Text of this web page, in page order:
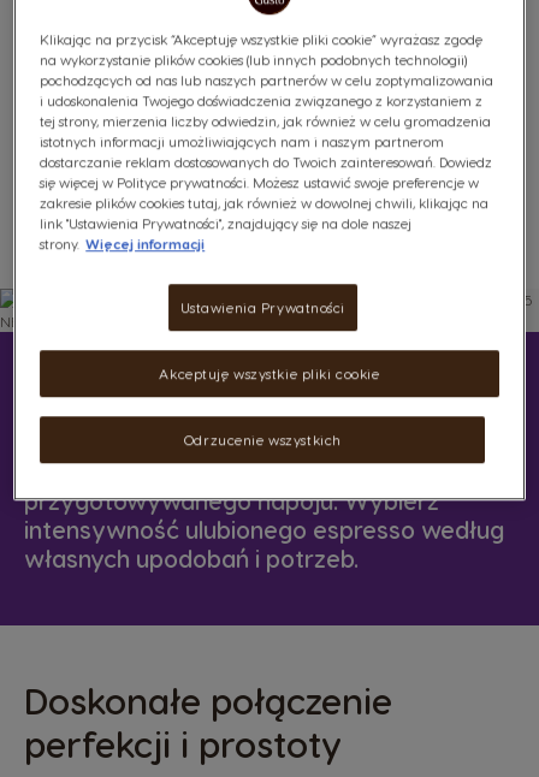
429,00 Zł
Precyzyjna personalizacja
Ekspres Genio S Plus zapewnia precyzyjną
kontrolę nad wielkością i temperaturą
przygotowywanego napoju. Wybierz
intensywność ulubionego espresso według
własnych upodobań i potrzeb.
Doskonałe połączenie
perfekcji i prostoty
Klikając na przycisk “Akceptuję wszystkie pliki cookie” wyrażasz zgodę
na wykorzystanie plików cookies (lub innych podobnych technologii)
pochodzących od nas lub naszych partnerów w celu zoptymalizowania
i udoskonalenia Twojego doświadczenia związanego z korzystaniem z
tej strony, mierzenia liczby odwiedzin, jak również w celu gromadzenia
istotnych informacji umożliwiających nam i naszym partnerom
dostarczanie reklam dostosowanych do Twoich zainteresowań. Dowiedz
się więcej w Polityce prywatności. Możesz ustawić swoje preferencje w
zakresie plików cookies tutaj, jak również w dowolnej chwili, klikając na
link "Ustawienia Prywatności", znajdujący się na dole naszej
strony. Więcej informacji
Ustawienia Prywatności
Odrzucenie wszystkich
Akceptuję wszystkie pliki cookie